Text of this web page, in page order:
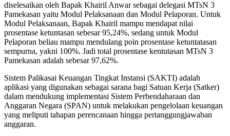
diselesaikan oleh Bapak Khairil Anwar sebagai delegasi MTsN 3
Pamekasan yaitu Modul Pelaksanaan dan Modul Pelaporan. Untuk
Modul Pelaksanaan, Bapak Khairil mampu mendapat nilai
prosentase ketuntasan sebesar 95,24%, sedang untuk Modul
Pelaporan beliau mampu mendulang poin prosentase ketuntatasan
sempurna, yakni 100%. Jadi total prosentase kentutasan MTsN 3
Pamekasan adalah sebesar 97,62%.
Sistem Palikasai Keuangan Tingkat Instansi (SAKTI) adalah
aplikasi yang digunakan sebagai sarana bagi Satuan Kerja (Satker)
dalam mendukung implementasi Sistem Perbendaharaan dan
Anggaran Negara (SPAN) untuk melakukan pengelolaan keuangan
yang meliputi tahapan perencanaan hingga pertanggungjawaban
anggaran.